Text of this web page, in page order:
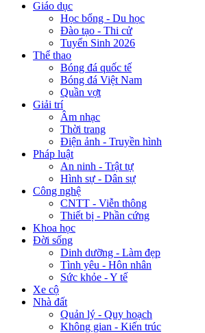
Giáo dục
Học bổng - Du học
Đào tạo - Thi cử
Tuyển Sinh 2026
Thể thao
Bóng đá quốc tế
Bóng đá Việt Nam
Quần vợt
Giải trí
Âm nhạc
Thời trang
Điện ảnh - Truyền hình
Pháp luật
An ninh - Trật tự
Hình sự - Dân sự
Công nghệ
CNTT - Viễn thông
Thiết bị - Phần cứng
Khoa học
Đời sống
Dinh dưỡng - Làm đẹp
Tình yêu - Hôn nhân
Sức khỏe - Y tế
Xe cộ
Nhà đất
Quản lý - Quy hoạch
Không gian - Kiến trúc